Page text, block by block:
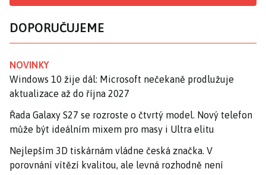
DOPORUČUJEME
NOVINKY
Windows 10 žije dál: Microsoft nečekaně prodlužuje
aktualizace až do října 2027
Řada Galaxy S27 se rozroste o čtvrtý model. Nový telefon
může být ideálním mixem pro masy i Ultra elitu
Nejlepším 3D tiskárnám vládne česká značka. V
porovnání vítězí kvalitou, ale levná rozhodně není